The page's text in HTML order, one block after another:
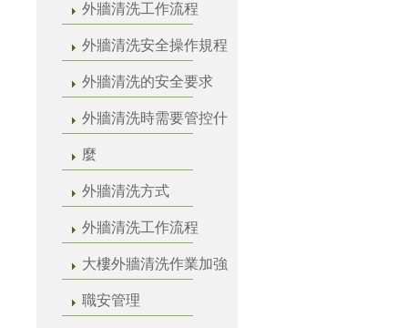
外牆清洗工作流程
外牆清洗安全操作規程
外牆清洗的安全要求
外牆清洗時需要管控什
麼
外牆清洗方式
外牆清洗工作流程
大樓外牆清洗作業加強
職安管理